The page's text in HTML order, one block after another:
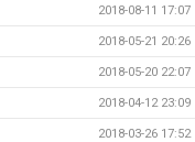
2018-08-11 17:07
2018-05-21 20:26
2018-05-20 22:07
2018-04-12 23:09
2018-03-26 17:52